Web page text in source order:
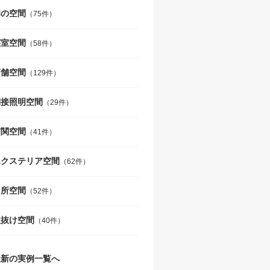
空間 （75件）
空間 （58件）
空間 （129件）
照明空間 （29件）
空間 （41件）
ステリア空間 （62件）
空間 （52件）
け空間 （40件）
の実例一覧へ